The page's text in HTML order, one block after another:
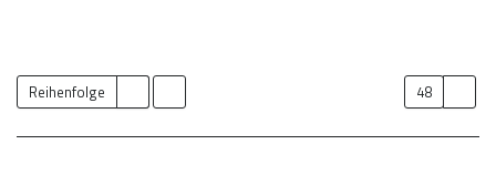
Reihenfolge 48